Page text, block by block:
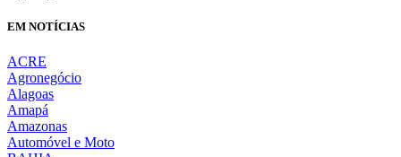
EM NOTÍCIAS
ACRE
Agronegócio
Alagoas
Amapá
Amazonas
Automóvel e Moto